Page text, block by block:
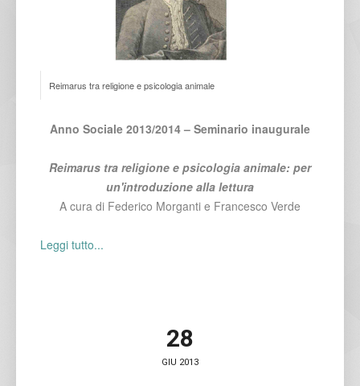
Reimarus tra religione e psicologia animale
Anno Sociale 2013/2014 – Seminario inaugurale
Reimarus tra religione e psicologia animale: per
un'introduzione alla lettura
A cura di Federico Morganti e Francesco Verde
Leggi tutto...
28
GIU 2013